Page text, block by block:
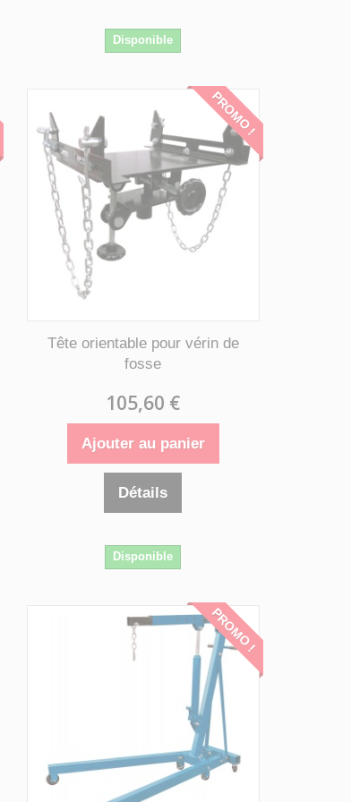
Disponible
PROMO !
Tête orientable pour vérin de
fosse
105,60 €
Ajouter au panier
Détails
Disponible
PROMO !